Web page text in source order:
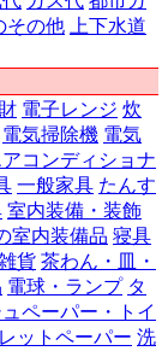
その他
上下水道
電子レンジ 炊
電気掃除機 電気
コンディショナ
一般家具 たんす
室内装備・装飾
室内装備品 寝具
貨 茶わん・皿・
電球・ランプ タ
ペーパー・トイ
ットペーパー 洗